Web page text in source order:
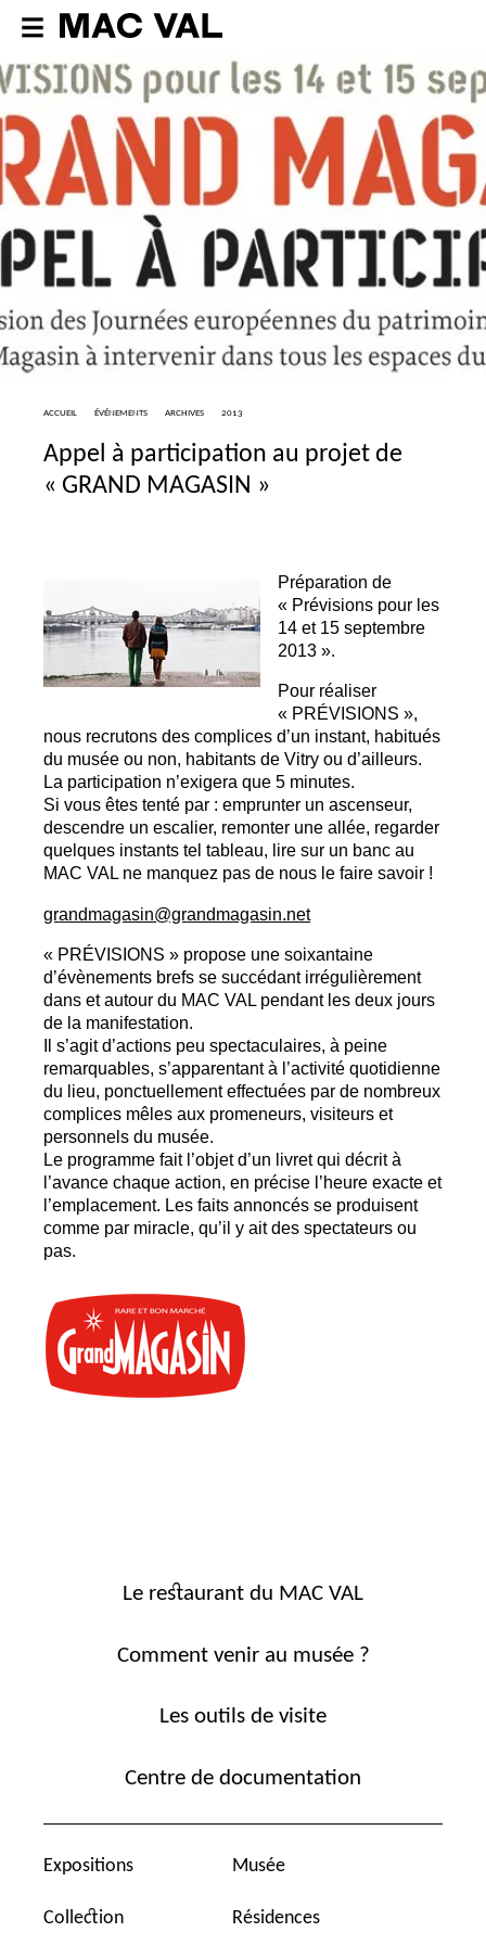
ACCUEIL ÉVÉNEMENTS ARCHIVES 2013
Appel à participation au projet de
« GRAND MAGASIN »
Préparation de
« Prévisions pour les
14 et 15 septembre
2013 ».
Pour réaliser
« PRÉVISIONS »,
nous recrutons des complices d’un instant, habitués
du musée ou non, habitants de Vitry ou d’ailleurs.
La participation n’exigera que 5 minutes.
Si vous êtes tenté par : emprunter un ascenseur,
descendre un escalier, remonter une allée, regarder
quelques instants tel tableau, lire sur un banc au
MAC VAL ne manquez pas de nous le faire savoir !
grandmagasin@grandmagasin.net
« PRÉVISIONS » propose une soixantaine
d’évènements brefs se succédant irrégulièrement
dans et autour du MAC VAL pendant les deux jours
de la manifestation.
Il s’agit d’actions peu spectaculaires, à peine
remarquables, s’apparentant à l’activité quotidienne
du lieu, ponctuellement effectuées par de nombreux
complices mêles aux promeneurs, visiteurs et
personnels du musée.
Le programme fait l’objet d’un livret qui décrit à
l’avance chaque action, en précise l’heure exacte et
l’emplacement. Les faits annoncés se produisent
comme par miracle, qu’il y ait des spectateurs ou
pas.
Le restaurant du MAC VAL
Comment venir au musée ?
Les outils de visite
Centre de documentation
Expositions
Collection
Musée
Résidences